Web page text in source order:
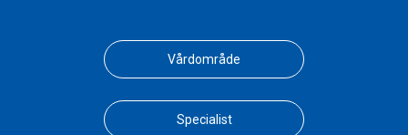
Vårdområde
Specialist